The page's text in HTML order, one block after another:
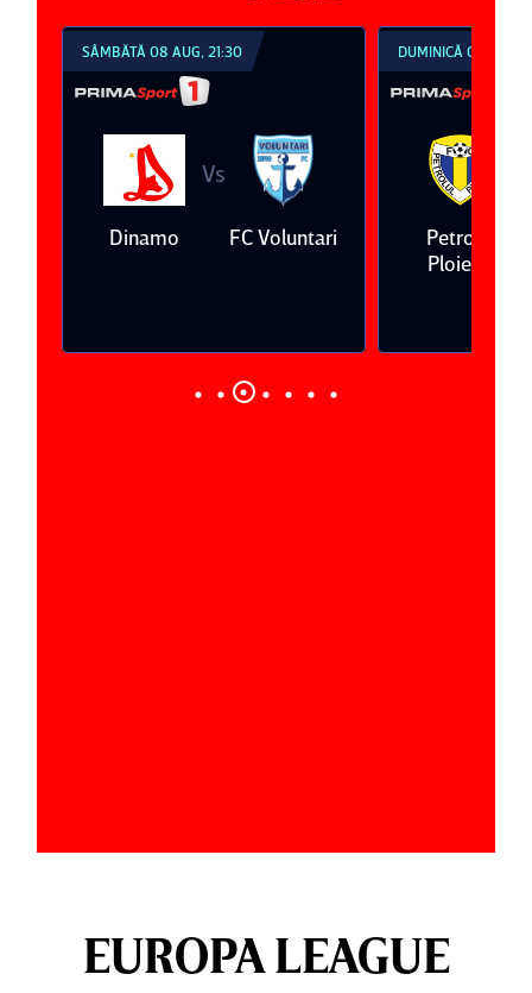
SÂMBĂTĂ 08 AUG, 21:30
Dinamo
Vs
FC Voluntari
DUMINICĂ 09 AUG,
Petrolul
Ploieşti
EUROPA LEAGUE